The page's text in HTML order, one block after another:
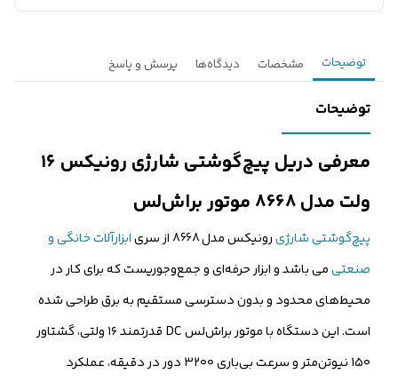
توضیحات مشخصات دیدگاه‌ها پرسش و پاسخ
توضیحات
معرفی دریل پیچ‌گوشتی شارژی رونیکس ۱۶
ولت مدل 8668 موتور براش‌‌لس
پیچ‌گوشتی شارژیرونیکس مدل 8668 از سری
ابزارآلات خانگی و
صنعتیمی باشد و ابزار حرفه‌ای و جمع‌وجوریست که برای کار در
محیط‌های محدود و بدون دسترسی مستقیم به برق طراحی شده
است. این دستگاه با موتور براش‌لس DC قدرتمند ۱۶ ولتی، گشتاور
۱۵۰ نیوتن‌متر و سرعت بی‌باری ۳۲۰۰ دور در دقیقه، عملکرد